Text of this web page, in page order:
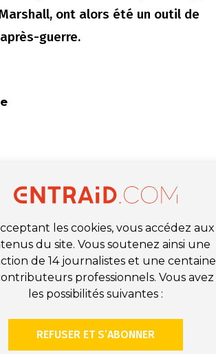
ont alors été un outil de
guerre.
les cookies, vous accédez aux
du site. Vous soutenez ainsi une
de 14 journalistes et une centaine
professionnels. Vous avez
les possibilités suivantes :
REFUSER ET S’ABONNER